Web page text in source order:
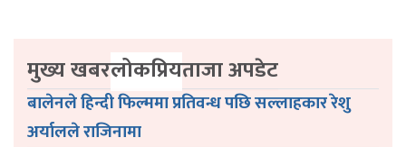
मुख्य खबरलोकप्रियताजा अपडेट
बालेनले हिन्दी फिल्ममा प्रतिवन्ध पछि सल्लाहकार रेशु
अर्यालले राजिनामा